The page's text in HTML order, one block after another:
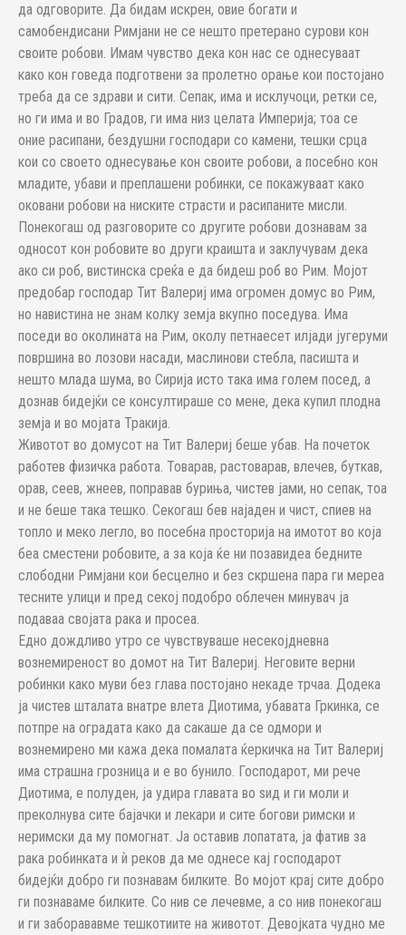
да одговорите. Да бидам искрен, овие богати и
самобендисани Римјани не се нешто претерано сурови кон
своите робови. Имам чувство дека кон нас се однесуваат
како кон говеда подготвени за пролетно орање кои постојано
треба да се здрави и сити. Сепак, има и исклучоци, ретки се,
но ги има и во Градов, ги има низ целата Империја; тоа се
оние расипани, бездушни господари со камени, тешки срца
кои со своето однесување кон своите робови, а посебно кон
младите, убави и преплашени робинки, се покажуваат како
оковани робови на ниските страсти и расипаните мисли.
Понекогаш од разговорите со другите робови дознавам за
односот кон робовите во други краишта и заклучувам дека
ако си роб, вистинска среќа е да бидеш роб во Рим. Мојот
предобар господар Тит Валериј има огромен домус во Рим,
но навистина не знам колку земја вкупно поседува. Има
поседи во околината на Рим, околу петнаесет илјади југеруми
површина во лозови насади, маслинови стебла, пасишта и
нешто млада шума, во Сирија исто така има голем посед, а
дознав бидејќи се консултираше со мене, дека купил плодна
земја и во мојата Тракија.
Животот во домусот на Тит Валериј беше убав. На почеток
работев физичка работа. Товарав, растоварав, влечев, буткав,
орав, сеев, жнеев, поправав буриња, чистев јами, но сепак, тоа
и не беше така тешко. Секогаш бев најаден и чист, спиев на
топло и меко легло, во посебна просторија на имотот во која
беа сместени робовите, а за која ќе ни позавидеа бедните
слободни Римјани кои бесцелно и без скршена пара ги мереа
тесните улици и пред секој подобро облечен минувач ја
подаваа својата рака и просеа.
Едно дождливо утро се чувствуваше несекојдневна
вознемиреност во домот на Тит Валериј. Неговите верни
робинки како муви без глава постојано некаде трчаа. Додека
ја чистев шталата внатре влета Диотима, убавата Гркинка, се
потпре на оградата како да сакаше да се одмори и
вознемирено ми кажа дека помалата ќеркичка на Тит Валериј
има страшна грозница и е во бунило. Господарот, ми рече
Диотима, е полуден, ја удира главата во ѕид и ги моли и
преколнува сите бајачки и лекари и сите богови римски и
неримски да му помогнат. Ја оставив лопатата, ја фатив за
рака робинката и ѝ реков да ме однесе кај господарот
бидејќи добро ги познавам билките. Во мојот крај сите добро
ги познаваме билките. Со нив се лечевме, а со нив понекогаш
и ги заборававме тешкотиите на животот. Девојката чудно ме